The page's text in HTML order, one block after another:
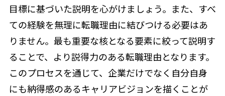
目標に基づいた説明を心がけましょう。また、すべ
ての経験を無理に転職理由に結びつける必要はあ
りません。最も重要な核となる要素に絞って説明す
ることで、より説得力のある転職理由となります。
このプロセスを通じて、企業だけでなく自分自身
にも納得感のあるキャリアビジョンを描くことが